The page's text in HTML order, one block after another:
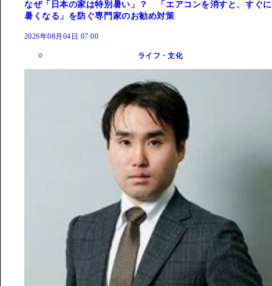
なぜ「日本の家は特別暑い」？ 「エアコンを消すと、すぐに
暑くなる」を防ぐ専門家のお勧め対策
2026年08月04日 07:00
ライフ・文化